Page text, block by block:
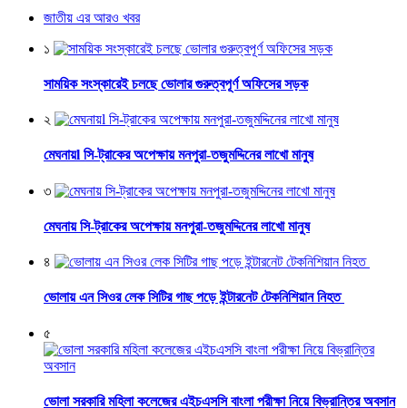
জাতীয় এর আরও খবর
১
সাময়িক সংস্কারেই চলছে ভোলার গুরুত্বপূর্ণ অফিসের সড়ক
২
মেঘনায়l সি-ট্রাকের অপেক্ষায় মনপুরা-তজুমদ্দিনের লাখো মানুষ
৩
মেঘনায় সি-ট্রাকের অপেক্ষায় মনপুরা-তজুমদ্দিনের লাখো মানুষ
৪
ভোলায় এন সিওর লেক সিটির গাছ পড়ে ইন্টারনেট টেকনিশিয়ান নিহত
৫
ভোলা সরকারি মহিলা কলেজের এইচএসসি বাংলা পরীক্ষা নিয়ে বিভ্রান্তির অবসান